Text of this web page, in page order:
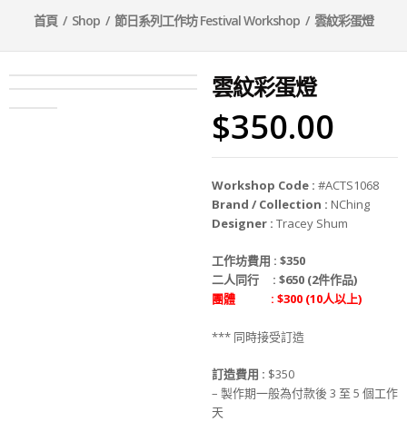
首頁/ Shop / 節日系列工作坊 Festival Workshop / 雲紋彩蛋燈
雲紋彩蛋燈
$350.00
Workshop Code : #ACTS1068
Brand / Collection : NChing
Designer : Tracey Shum
工作坊費用 : $350
二人同行 : $650 (2件作品)
團體 : $300 (10人以上)
*** 同時接受訂造
訂造費用 : $350
– 製作期一般為付款後 3 至 5 個工作
天